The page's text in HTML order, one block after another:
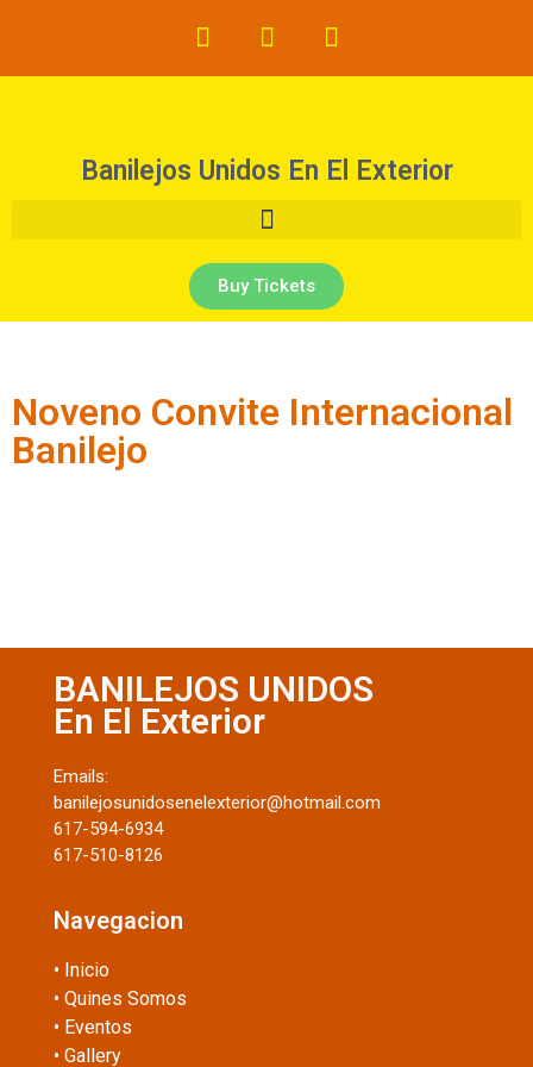
Banilejos Unidos En El Exterior
Buy Tickets
Noveno Convite Internacional
Banilejo
BANILEJOS UNIDOS
En El Exterior
Emails:
banilejosunidosenelexterior@hotmail.com
617-594-6934
617-510-8126
Navegacion
• Inicio
• Quines Somos
• Eventos
• Gallery